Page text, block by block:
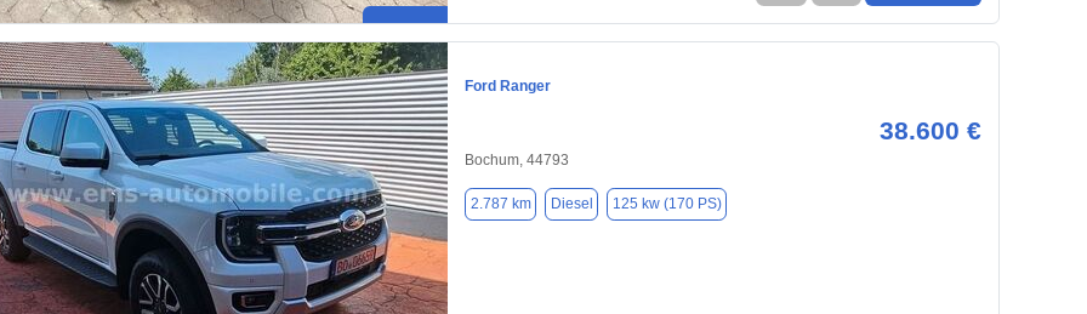
Ford Ranger
38.600 €
Bochum, 44793
2.787 km Diesel 125 kw (170 PS)